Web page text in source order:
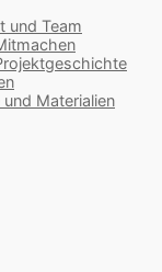
und Team
und Materialien